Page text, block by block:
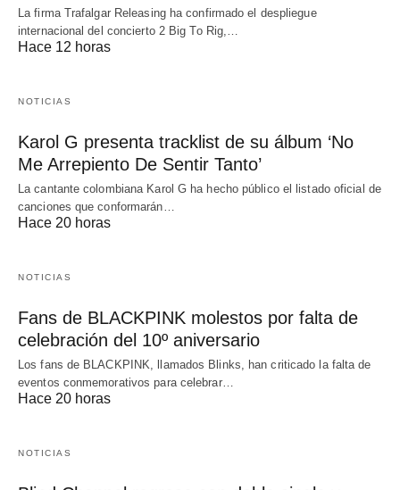
La firma Trafalgar Releasing ha confirmado el despliegue
internacional del concierto 2 Big To Rig,…
Hace 12 horas
NOTICIAS
Karol G presenta tracklist de su álbum ‘No
Me Arrepiento De Sentir Tanto’
La cantante colombiana Karol G ha hecho público el listado oficial de
canciones que conformarán…
Hace 20 horas
NOTICIAS
Fans de BLACKPINK molestos por falta de
celebración del 10º aniversario
Los fans de BLACKPINK, llamados Blinks, han criticado la falta de
eventos conmemorativos para celebrar…
Hace 20 horas
NOTICIAS